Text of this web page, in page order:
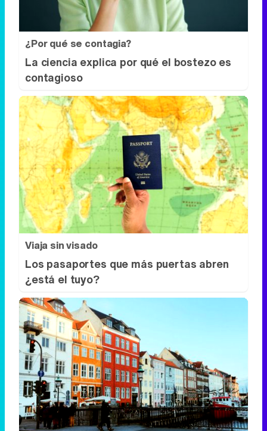
Viaja sin visado
Los pasaportes que más puertas abren
¿está el tuyo?
¿De verdad hacen esto?
Costumbres que rompen todos los
esquemas